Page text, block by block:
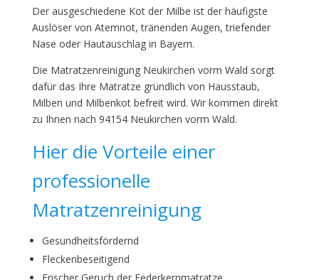
Der ausgeschiedene Kot der Milbe ist der häufigste
Auslöser von Atemnot, tränenden Augen, triefender
Nase oder Hautauschlag in Bayern.
Die Matratzenreinigung Neukirchen vorm Wald sorgt
dafür das Ihre Matratze gründlich von Hausstaub,
Milben und Milbenkot befreit wird. Wir kommen direkt
zu Ihnen nach 94154 Neukirchen vorm Wald.
Hier die Vorteile einer
professionelle
Matratzenreinigung
Gesundheitsfördernd
Fleckenbeseitigend